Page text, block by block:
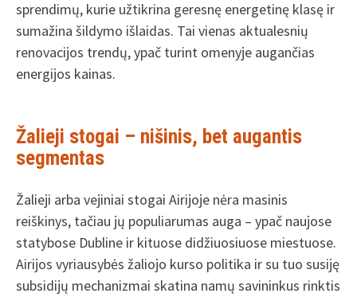
sprendimų, kurie užtikrina geresnę energetinę klasę ir
sumažina šildymo išlaidas. Tai vienas aktualesnių
renovacijos trendų, ypač turint omenyje augančias
energijos kainas.
Žalieji stogai – nišinis, bet augantis
segmentas
Žalieji arba vejiniai stogai Airijoje nėra masinis
reiškinys, tačiau jų populiarumas auga – ypač naujose
statybose Dubline ir kituose didžiuosiuose miestuose.
Airijos vyriausybės žaliojo kurso politika ir su tuo susiję
subsidijų mechanizmai skatina namų savininkus rinktis